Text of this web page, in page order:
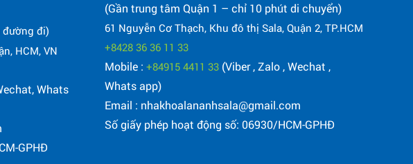
đường đi)
HCM, VN
Whats
GPHĐ
(Gần trung tâm Quận 1 – chỉ 10 phút di chuyển)
61 Nguyễn Cơ Thạch, Khu đô thị Sala, Quận 2, TP.HCM
+8428 36 36 11 33
Mobile : +84915 4411 33(Viber , Zalo , Wechat ,
Whats app)
Email : nhakhoalananhsala@gmail.com
Số giấy phép hoạt động số: 06930/HCM-GPHĐ